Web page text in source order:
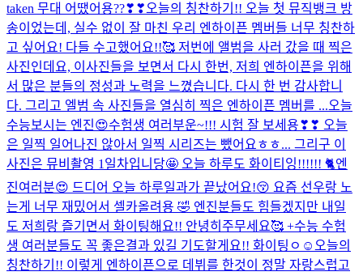
taken 무대 어땠어용??❣❣ 오늘의 칭찬하기!! 오늘 첫 뮤직뱅크 방
송이었는데, 실수 없이 잘 마친 우리 엔하이픈 멤버들 너무 칭찬하
고 싶어요! 다들 수고했어요!!🥰 저번에 앨범을 사러 갔을 때 찍은
사진인데요, 이사진들을 보면서 다시 한번, 저희 엔하이픈을 위해
서 많은 분들의 정성과 노력을 느꼈습니다. 다시 한 번 감사합니
다. 그리고 엘범 속 사진들을 열심히 찍은 엔하이픈 멤버를 ...오늘
수능보시는 엔진😍수험생 여러부운~!!! 시험 잘 보세용❣❣ 오늘
은 일찍 일어나진 않아서 일찍 시리즈는 뺐어요ㅎㅎ... 그리구 이
사진은 뮤비촬영 1일차입니당🤩 오늘 하루도 화이티잉!!!!!! 🐈엔
진여러분😍 드디어 오늘 하루일과가 끝났어요!😚 요즘 선우랑 노
는게 너무 재밌어서 셀카올려용 🤣 엔진분들도 힘들겠지만 내일
도 저희랑 즐기면서 화이팅해요!! 안녕히주무세요🥰 +수능 수험
생 여러분들도 꼭 좋은결과 있길 기도할게요!! 화이팅ㅇ☺️ 오늘의
칭찬하기!! 이렇게 엔하이픈으로 데뷔를 한것이 정말 자랑스럽고